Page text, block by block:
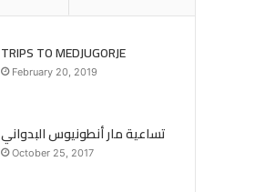
TRIPS TO MEDJUGORJE
February 20, 2019
تساعية مار أنطونيوس البدواني
October 25, 2017